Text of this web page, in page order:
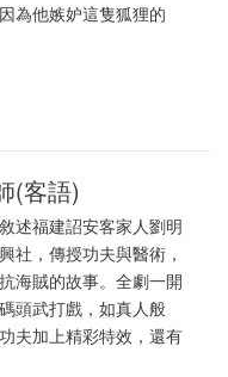
為他嫉妒這隻狐狸的
(客語)
述福建詔安客家人劉明
社，傳授功夫與醫術，
海賊的故事。全劇一開
頭武打戲，如真人般
夫加上精彩特效，還有